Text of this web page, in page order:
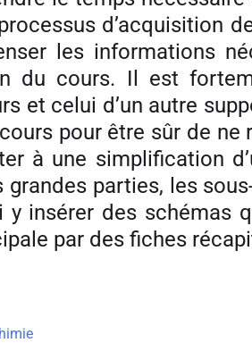
d’acquisition
les informations
du cours. Il est
et celui d’un autre
pour être sûr de
à une simplification
parties, les
y insérer des
par des fiches